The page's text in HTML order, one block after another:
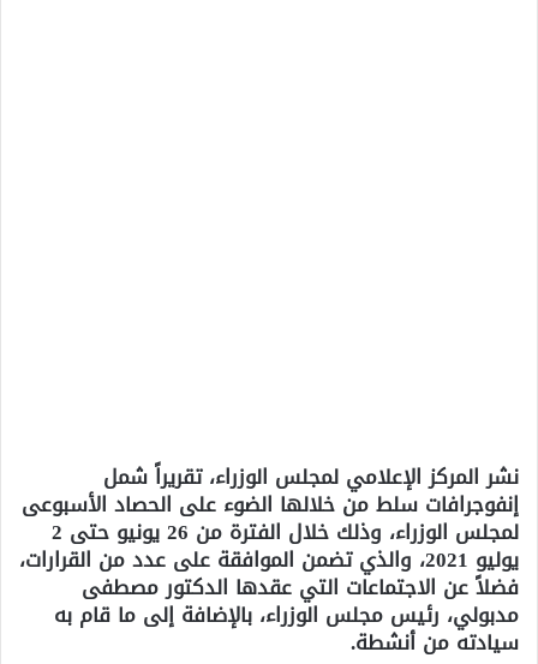
نشر المركز الإعلامي لمجلس الوزراء، تقريراً شمل
إنفوجرافات سلط من خلالها الضوء على الحصاد الأسبوعى
لمجلس الوزراء، وذلك خلال الفترة من 26 يونيو حتى 2
يوليو 2021، والذي تضمن الموافقة على عدد من القرارات،
فضلاً عن الاجتماعات التي عقدها الدكتور مصطفى
مدبولي، رئيس مجلس الوزراء، بالإضافة إلى ما قام به
سيادته من أنشطة.